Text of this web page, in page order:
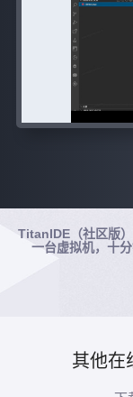
TitanIDE（社区版
一台虚拟机，十
其他在